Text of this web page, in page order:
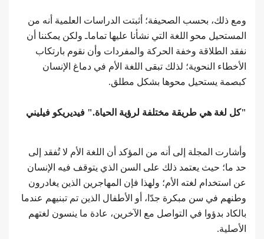
ومع ذلك، بحسب الصحيفة؛ أثبتت الدراسات العلمية أنه من
المستحيل محو اللغة التي نشأنا عليها تماماـ ولكن يمكننا أن
نفقد الطلاقة وخفة الحركة والمفردات وأن نقوم بارتكاب
الأخطاء النحوية؛ لذلك تبقى اللغة الأم في دماغ الإنسان
كبصمة يستحيل محوها بشكل مطلق.
"كل لغة هي طريقة مختلفة لرؤية الحياة." فيديريكو فيليني
وأشارت المجلة إلى أنه من المؤكد أن اللغة الأم لا تُفقد إلى
حد ما؛ حيث يعتمد ذلك على السن الذي يتوقف فيه الإنسان
عن استخدام لغته الأم؛ ولهذا فإن المهاجرين الذين يغادرون
وطنهم في سن مبكرة جدّا، أو الأطفال الذين تم تبنيهم عندما
بالكاد بدؤوا في التواصل مع الآخرين، عادة ما ينسون لغتهم
الأصلية.